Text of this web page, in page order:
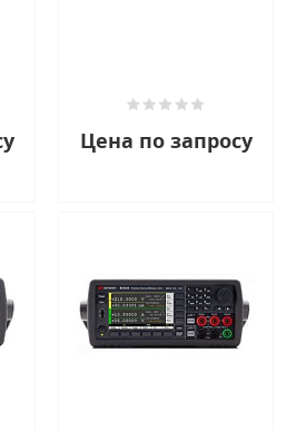
Цена по запросу